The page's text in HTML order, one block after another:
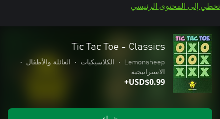
تخطي إلى المحتوى الرئيسي
Tic Tac Toe - Classics
Lemonsheep
• الكلاسيكيات • العائلة والأطفال
•
الاستراتيجية
USD$0.99+